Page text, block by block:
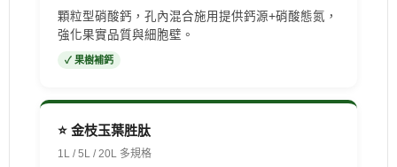
顆粒型硝酸鈣，孔內混合施用提供鈣源+硝酸態氮，
強化果實品質與細胞壁。
✓ 果樹補鈣
⭐ 金枝玉葉胜肽
1L / 5L / 20L 多規格